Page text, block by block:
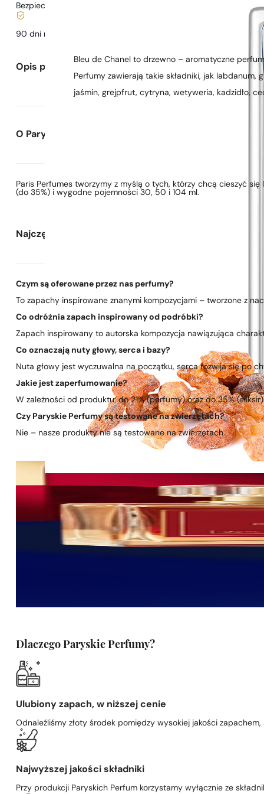
Bezpieczne zakupy i płatności
90 dni na
Opis perfum
Bleu de Chanel to drzewno – aromatyczne
Perfumy zawierają takie składniki, jak labdanum,
jaśmin, grejpfrut, cytryna, wetyweria, kadzidło,
O Paryskie Perfumy
Paris Perfumes tworzymy z myślą o tych, którzy chcą cieszyć
(do 35%) i wygodne pojemności 30, 50 i 104 ml.
Najczęściej zadawane pytania
Czym są oferowane przez nas perfumy?
To zapachy inspirowane znanymi kompozycjami – tworzone z
Co odróżnia zapach inspirowany od podróbki?
Zapach inspirowany to autorska kompozycja nawiązująca
Co oznaczają nuty głowy, serca i bazy?
Nuta głowy jest wyczuwalna na początku, serca rozwija się po
Jakie jest zaperfumowanie?
W zależności od produktu: do 21% (perfumy) oraz do 35%
Czy Paryskie Perfumy są testowane na zwierzętach?
Nie – nasze produkty nie są testowane na zwierzętach.
Dlaczego Paryskie Perfumy?
Ulubiony zapach, w niższej cenie
Odnaleźliśmy złoty środek pomiędzy wysokiej jakości
Najwyższej jakości składniki
Przy produkcji Paryskich Perfum korzystamy wyłącznie ze